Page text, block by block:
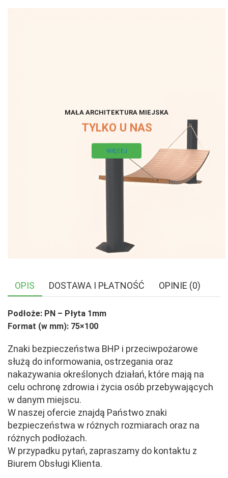
MAŁA ARCHITEKTURA MIEJSKA
TYLKO U NAS
WIĘCEJ
OPIS DOSTAWA I PŁATNOŚĆ OPINIE (0)
Podłoże: PN – Płyta 1mm
Format (w mm): 75×100
Znaki bezpieczeństwa BHP i przeciwpożarowe
służą do informowania, ostrzegania oraz
nakazywania określonych działań, które mają na
celu ochronę zdrowia i życia osób przebywających
w danym miejscu.
W naszej ofercie znajdą Państwo znaki
bezpieczeństwa w różnych rozmiarach oraz na
różnych podłożach.
W przypadku pytań, zapraszamy do kontaktu z
Biurem Obsługi Klienta.